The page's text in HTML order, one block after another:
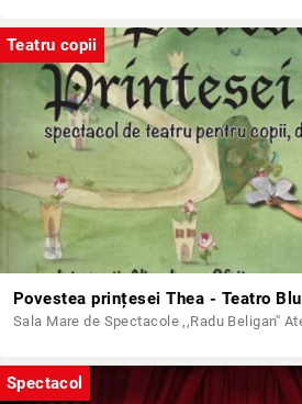
Teatru copii
Povestea prințesei Thea - Teatro Blu
Spectacol